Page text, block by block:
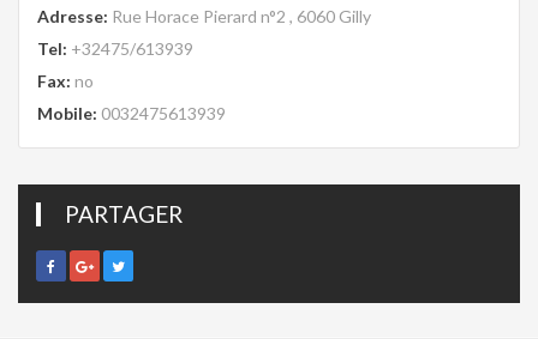
Adresse: Rue Horace Pierard n°2 , 6060 Gilly
Tel: +32475/613939
Fax: no
Mobile: 0032475613939
PARTAGER